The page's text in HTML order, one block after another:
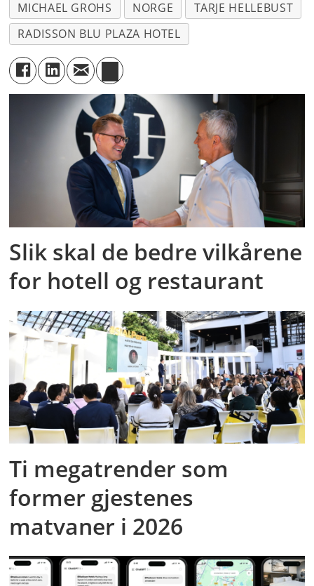
MICHAEL GROHS
NORGE
TARJE HELLEBUST
RADISSON BLU PLAZA HOTEL
Slik skal de bedre vilkårene
for hotell og restaurant
Ti megatrender som
former gjestenes
matvaner i 2026